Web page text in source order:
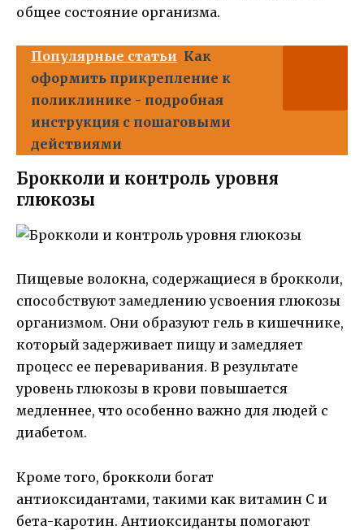
общее состояние организма.
Популярные статьи Как
оформить прикрепление к
поликлинике - подробная
инструкция с пошаговыми
действиями
Брокколи и контроль уровня
глюкозы
Пищевые волокна, содержащиеся в брокколи,
способствуют замедлению усвоения глюкозы
организмом. Они образуют гель в кишечнике,
который задерживает пищу и замедляет
процесс ее переваривания. В результате
уровень глюкозы в крови повышается
медленнее, что особенно важно для людей с
диабетом.
Кроме того, брокколи богат
антиоксидантами, такими как витамин С и
бета-каротин. Антиоксиданты помогают